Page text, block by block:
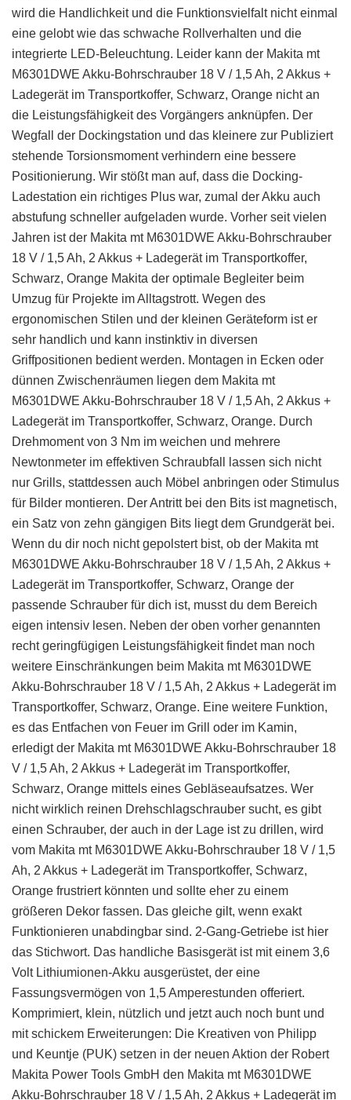
wird die Handlichkeit und die Funktionsvielfalt nicht einmal
eine gelobt wie das schwache Rollverhalten und die
integrierte LED-Beleuchtung. Leider kann der Makita mt
M6301DWE Akku-Bohrschrauber 18 V / 1,5 Ah, 2 Akkus +
Ladegerät im Transportkoffer, Schwarz, Orange nicht an
die Leistungsfähigkeit des Vorgängers anknüpfen. Der
Wegfall der Dockingstation und das kleinere zur Publiziert
stehende Torsionsmoment verhindern eine bessere
Positionierung. Wir stößt man auf, dass die Docking-
Ladestation ein richtiges Plus war, zumal der Akku auch
abstufung schneller aufgeladen wurde. Vorher seit vielen
Jahren ist der Makita mt M6301DWE Akku-Bohrschrauber
18 V / 1,5 Ah, 2 Akkus + Ladegerät im Transportkoffer,
Schwarz, Orange Makita der optimale Begleiter beim
Umzug für Projekte im Alltagstrott. Wegen des
ergonomischen Stilen und der kleinen Geräteform ist er
sehr handlich und kann instinktiv in diversen
Griffpositionen bedient werden. Montagen in Ecken oder
dünnen Zwischenräumen liegen dem Makita mt
M6301DWE Akku-Bohrschrauber 18 V / 1,5 Ah, 2 Akkus +
Ladegerät im Transportkoffer, Schwarz, Orange. Durch
Drehmoment von 3 Nm im weichen und mehrere
Newtonmeter im effektiven Schraubfall lassen sich nicht
nur Grills, stattdessen auch Möbel anbringen oder Stimulus
für Bilder montieren. Der Antritt bei den Bits ist magnetisch,
ein Satz von zehn gängigen Bits liegt dem Grundgerät bei.
Wenn du dir noch nicht gepolstert bist, ob der Makita mt
M6301DWE Akku-Bohrschrauber 18 V / 1,5 Ah, 2 Akkus +
Ladegerät im Transportkoffer, Schwarz, Orange der
passende Schrauber für dich ist, musst du dem Bereich
eigen intensiv lesen. Neben der oben vorher genannten
recht geringfügigen Leistungsfähigkeit findet man noch
weitere Einschränkungen beim Makita mt M6301DWE
Akku-Bohrschrauber 18 V / 1,5 Ah, 2 Akkus + Ladegerät im
Transportkoffer, Schwarz, Orange. Eine weitere Funktion,
es das Entfachen von Feuer im Grill oder im Kamin,
erledigt der Makita mt M6301DWE Akku-Bohrschrauber 18
V / 1,5 Ah, 2 Akkus + Ladegerät im Transportkoffer,
Schwarz, Orange mittels eines Gebläseaufsatzes. Wer
nicht wirklich reinen Drehschlagschrauber sucht, es gibt
einen Schrauber, der auch in der Lage ist zu drillen, wird
vom Makita mt M6301DWE Akku-Bohrschrauber 18 V / 1,5
Ah, 2 Akkus + Ladegerät im Transportkoffer, Schwarz,
Orange frustriert könnten und sollte eher zu einem
größeren Dekor fassen. Das gleiche gilt, wenn exakt
Funktionieren unabdingbar sind. 2-Gang-Getriebe ist hier
das Stichwort. Das handliche Basisgerät ist mit einem 3,6
Volt Lithiumionen-Akku ausgerüstet, der eine
Fassungsvermögen von 1,5 Amperestunden offeriert.
Komprimiert, klein, nützlich und jetzt auch noch bunt und
mit schickem Erweiterungen: Die Kreativen von Philipp
und Keuntje (PUK) setzen in der neuen Aktion der Robert
Makita Power Tools GmbH den Makita mt M6301DWE
Akku-Bohrschrauber 18 V / 1,5 Ah, 2 Akkus + Ladegerät im